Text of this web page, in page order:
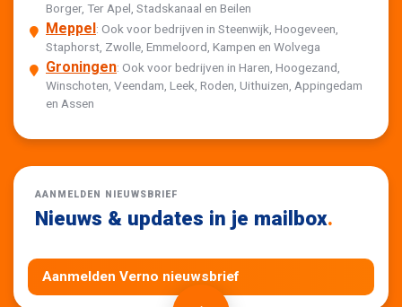
Borger, Ter Apel, Stadskanaal en Beilen
Meppel: Ook voor bedrijven in Steenwijk, Hoogeveen,
Staphorst, Zwolle, Emmeloord, Kampen en Wolvega
Groningen: Ook voor bedrijven in Haren, Hoogezand,
Winschoten, Veendam, Leek, Roden, Uithuizen, Appingedam
en Assen
AANMELDEN NIEUWSBRIEF
Nieuws & updates in je mailbox.
Aanmelden Verno nieuwsbrief